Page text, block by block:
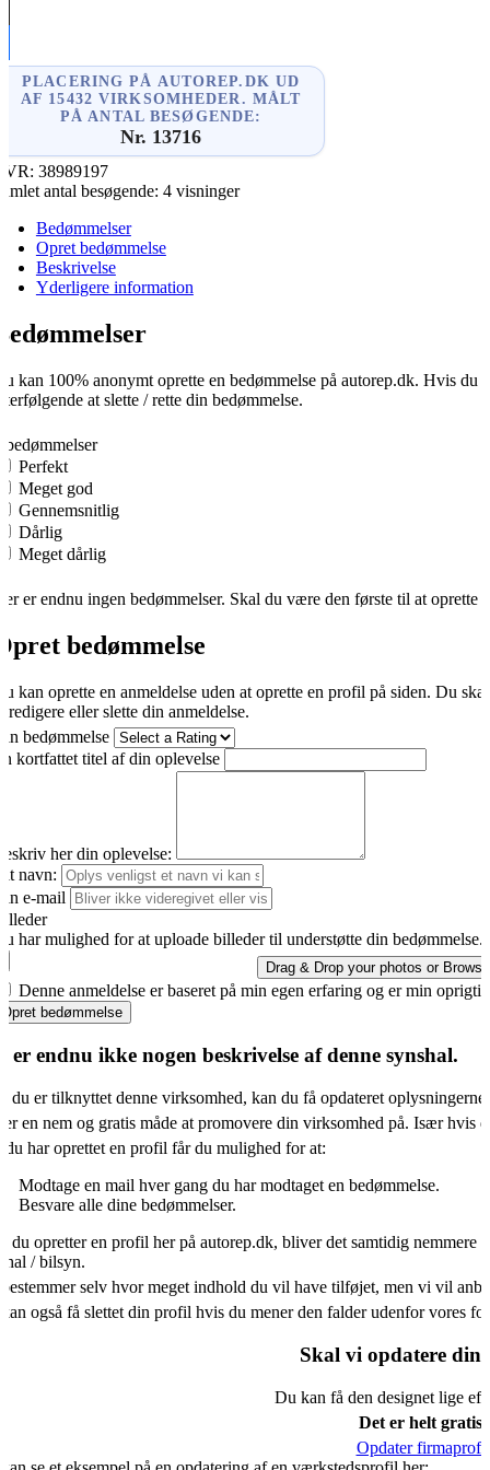
PLACERING PÅ AUTOREP.DK UD
AF 15432 VIRKSOMHEDER. MÅLT
PÅ ANTAL BESØGENDE:
Nr. 13716
38989197
antal besøgende: 4 visninger
Bedømmelser
Opret bedømmelse
Beskrivelse
Yderligere information
kan 100% anonymt oprette en bedømmelse på autorep.dk. Hvis
at slette / rette din bedømmelse.
bedømmelser
Perfekt
Meget god
Gennemsnitlig
Dårlig
Meget dårlig
er endnu ingen bedømmelser. Skal du være den første til at oprette
bedømmelse
kan oprette en anmeldelse uden at oprette en profil på siden. Du
redigere eller slette din anmeldelse.
bedømmelse
kortfattet titel af din oplevelse
her din oplevelse:
navn:
e-mail
har mulighed for at uploade billeder til understøtte din bedømmelse.
Drag & Drop your photos or Browse
Denne anmeldelse er baseret på min egen erfaring og er min
Opret bedømmelse
er endnu ikke nogen beskrivelse af denne synshal.
du er tilknyttet denne virksomhed, kan du få opdateret oplysningerne.
er en nem og gratis måde at promovere din virksomhed på. Især hvis
du har oprettet en profil får du mulighed for at:
Modtage en mail hver gang du har modtaget en bedømmelse.
Besvare alle dine bedømmelser.
du opretter en profil her på autorep.dk, bliver det samtidig nemmere
/ bilsyn.
selv hvor meget indhold du vil have tilføjet, men vi vil
også få slettet din profil hvis du mener den falder udenfor vores
Skal vi opdatere din
Du kan få den designet lige
Det er helt gratis.
Opdater firmaprofil